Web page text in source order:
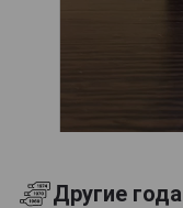
Другие года